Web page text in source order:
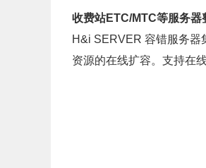
收费站ETC/MTC等服务器
H&i SERVER 容错服务器
资源的在线扩容。支持在